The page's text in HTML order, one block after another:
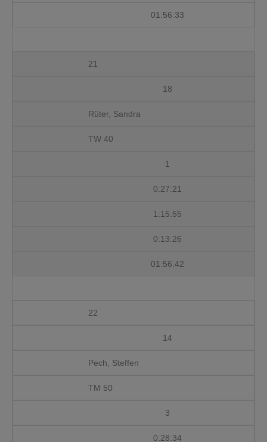
01:56:33
21
18
Rüter, Sandra
TW 40
1
0:27:21
1:15:55
0:13:26
01:56:42
22
14
Pech, Steffen
TM 50
3
0:28:34